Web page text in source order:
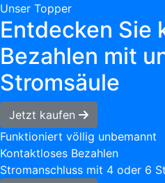
Unser Topper
Entdecken Sie
Bezahlen mit
Stromsäule
Jetzt kaufen
Funktioniert völlig unbemannt
Kontaktloses Bezahlen
Stromanschluss mit 4 oder 6